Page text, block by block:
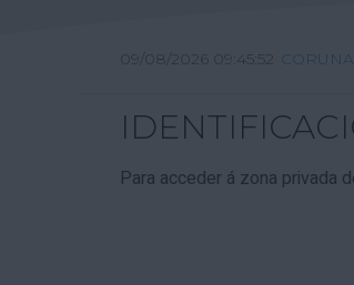
09/08/2026 09:45:52
Para acceder á zona privada